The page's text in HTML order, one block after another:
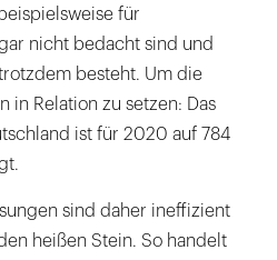
für
nicht bedacht sind und
besteht. Um die
in Relation zu setzen: Das
ist für 2020 auf 784
sind daher ineffizient
heißen Stein. So handelt